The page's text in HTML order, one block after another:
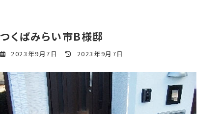
つくばみらい市B様邸
2023年9月7日
最
更
:
2023年9月7日